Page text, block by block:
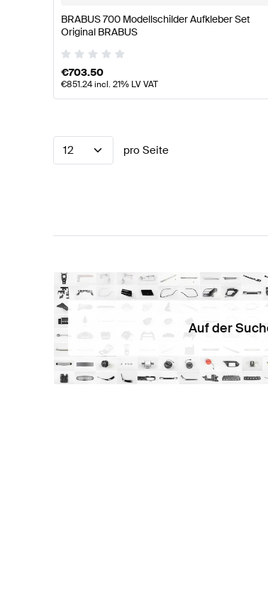
BRABUS 700 Modellschilder Aufkleber Set
Original BRABUS
€703.50
€851.24incl. 21% LV VAT
12 pro Seite
Auf der